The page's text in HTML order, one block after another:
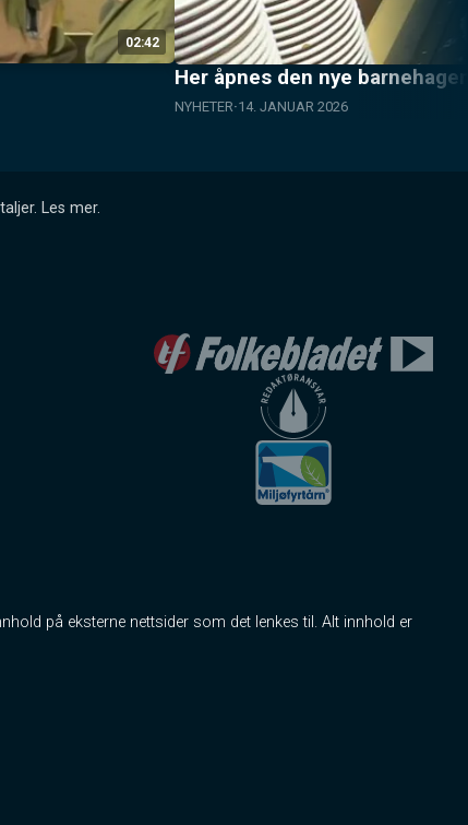
02:42
Her åpnes den nye
NYHETER 14. JANUAR 2026
Les mer.
på eksterne nettsider som det lenkes til. Alt innhold er